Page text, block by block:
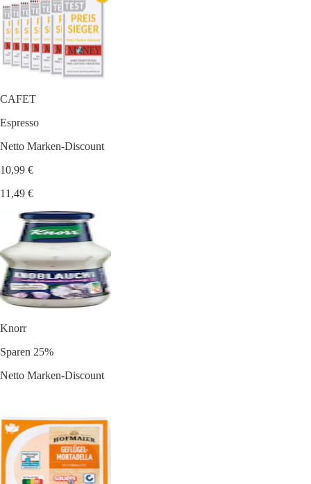
CAFET
Espresso
Netto Marken-Discount
10,99 €
11,49 €
Knorr
Sparen 25%
Netto Marken-Discount